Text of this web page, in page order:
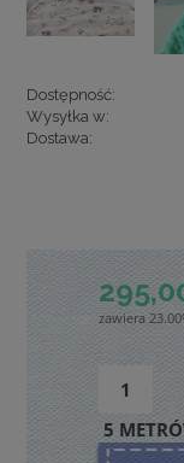
Dostępność:
Wysyłka w:
Dostawa:
Cena nie
zawiera
5